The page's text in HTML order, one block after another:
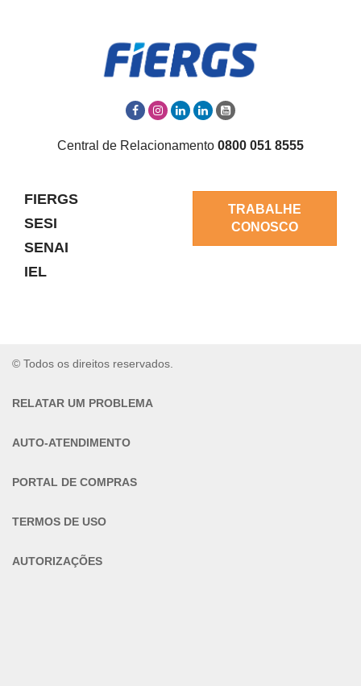
Central de Relacionamento 0800 051 8555
FIERGS
SESI
SENAI
IEL
TRABALHE
CONOSCO
© Todos os direitos reservados.
RELATAR UM PROBLEMA
AUTO-ATENDIMENTO
PORTAL DE COMPRAS
TERMOS DE USO
AUTORIZAÇÕES